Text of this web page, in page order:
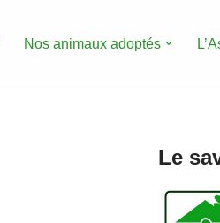
Nos animaux adoptés
Le